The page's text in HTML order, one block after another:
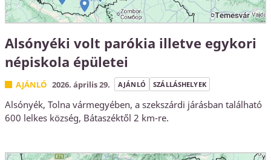
Alsónyéki volt parókia illetve egykori
népiskola épületei
AJÁNLÓ 2026. április 29. AJÁNLÓ SZÁLLÁSHELYEK
Alsónyék, Tolna vármegyében, a szekszárdi járásban található
600 lelkes község, Bátaszéktől 2 km-re.